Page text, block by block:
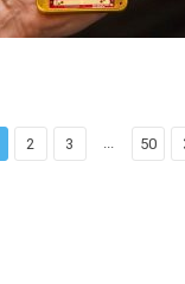
2 3 ... 50